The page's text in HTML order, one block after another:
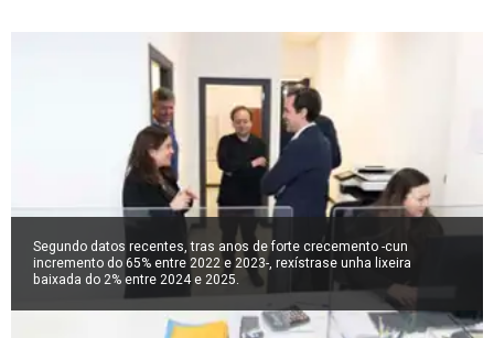
Segundo datos recentes, tras anos de forte crecemento -cun
incremento do 65% entre 2022 e 2023-, rexístrase unha lixeira
baixada do 2% entre 2024 e 2025.